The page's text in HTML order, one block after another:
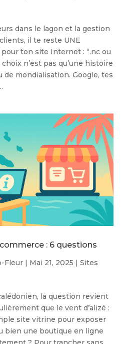
dans le lagon et la gestion
il te reste UNE
ton site Internet : “.nc ou
choix n’est pas qu’une histoire
de mondialisation. Google, tes
: 6 questions
Fleur| Mai 21, 2025 | Sites
la question revient
que le vent d’alizé :
site vitrine pour exposer
bien une boutique en ligne